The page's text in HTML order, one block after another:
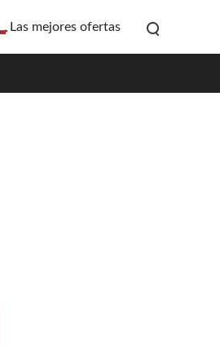
Las mejores ofertas